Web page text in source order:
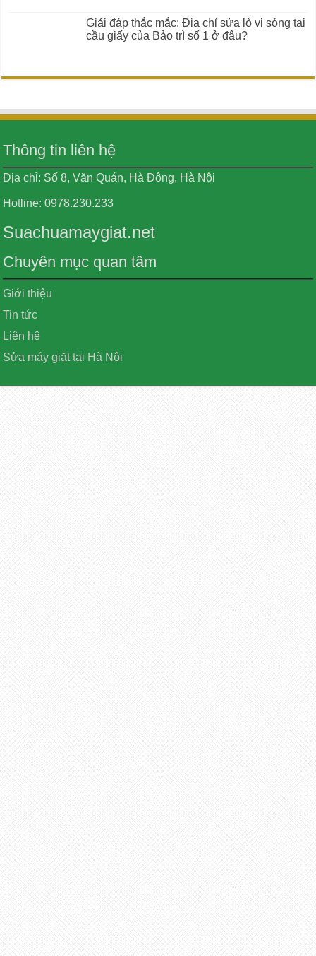
Giải đáp thắc mắc: Địa chỉ sửa lò vi sóng tại
cầu giấy của Bảo trì số 1 ở đâu?
Thông tin liên hệ
Địa chỉ: Số 8, Văn Quán, Hà Đông, Hà Nội
Hotline: 0978.230.233
Suachuamaygiat.net
Chuyên mục quan tâm
Giới thiệu
Tin tức
Liên hệ
Sửa máy giặt tại Hà Nội